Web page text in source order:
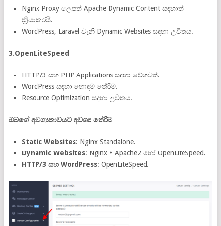
Nginx Proxy ලෙසත් Apache Dynamic Content සඳහාත්
ක්‍රියාකරයි.
WordPress, Laravel වැනි Dynamic Websites සඳහා උචිතය.
3.OpenLiteSpeed
HTTP/3 සහ PHP Applications සඳහා වේගවත්.
WordPress සඳහා හොඳම තේරීම.
Resource Optimization සදහා උචිතය.
ඔබගේ අවශ්‍යතාවයට අවශ්‍ය තේරීම
Static Websites: Nginx Standalone.
Dynamic Websites: Nginx + Apache2 හෝ OpenLiteSpeed.
HTTP/3 සහ WordPress: OpenLiteSpeed.